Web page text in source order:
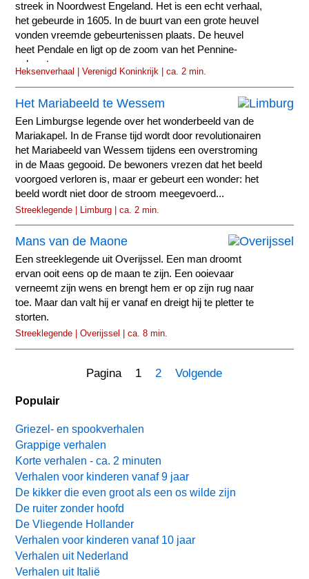
streek in Noordwest Engeland. Het is een echt verhaal,
het gebeurde in 1605. In de buurt van een grote heuvel
vonden vreemde gebeurtenissen plaats. De heuvel
heet Pendale en ligt op de zoom van het Pennine-
gebergte.
Heksenverhaal | Verenigd Koninkrijk | ca. 2 min.
Het Mariabeeld te Wessem
Een Limburgse legende over het wonderbeeld van de
Mariakapel. In de Franse tijd wordt door revolutionairen
het Mariabeeld van Wessem tijdens een overstroming
in de Maas gegooid. De bewoners vrezen dat het beeld
voorgoed verloren is, maar er gebeurt een wonder: het
beeld wordt niet door de stroom meegevoerd...
Streeklegende | Limburg | ca. 2 min.
Mans van de Maone
Een streeklegende uit Overijssel. Een man droomt
ervan ooit eens op de maan te zijn. Een ooievaar
verneemt zijn wens en brengt hem er op zijn rug naar
toe. Maar dan valt hij er vanaf en dreigt hij te pletter te
storten.
Streeklegende | Overijssel | ca. 8 min.
Pagina 1 2 Volgende
Populair
Griezel- en spookverhalen
Grappige verhalen
Korte verhalen - ca. 2 minuten
Verhalen voor kinderen vanaf 9 jaar
De kikker die even groot als een os wilde zijn
De ruiter zonder hoofd
De Vliegende Hollander
Verhalen voor kinderen vanaf 10 jaar
Verhalen uit Nederland
Verhalen uit Italië